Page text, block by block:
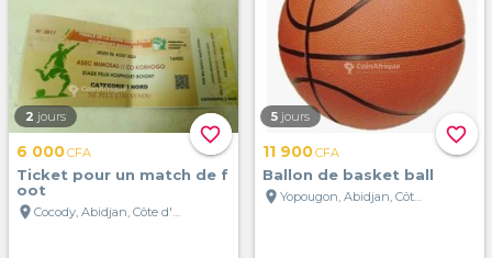
favorite_border
2 jours
6 000CFA
Ticket pour un match de f
oot
location_on
Cocody, Abidjan, Côte d'Ivoire
favorite_border
5 jours
11 900CFA
Ballon de basket ball
location_on
Yopougon, Abidjan, Côte d'Ivoire